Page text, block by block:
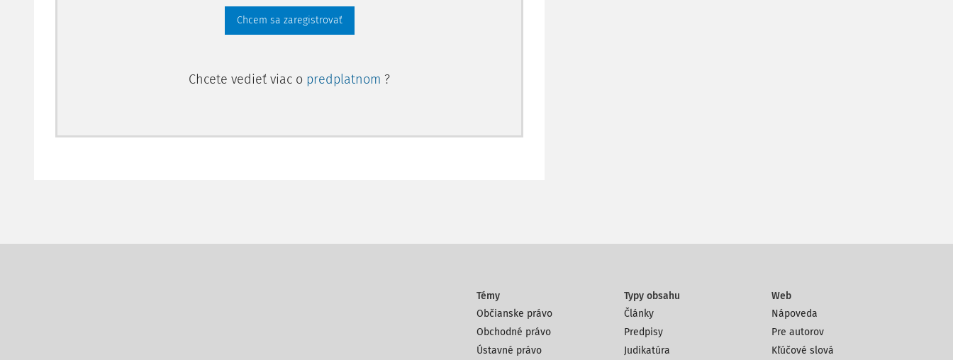
Chcem sa zaregistrovať
Chcete vedieť viac o predplatnom ?
Témy
Občianske právo
Obchodné právo
Ústavné právo
Typy obsahu
Články
Predpisy
Judikatúra
Web
Nápoveda
Pre autorov
Kľúčové slová